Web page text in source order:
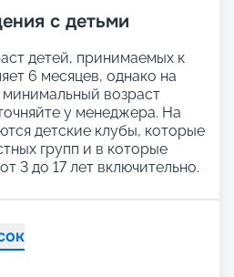
с детьми
детей, принимаемых к
6 месяцев, однако на
минимальный возраст
у менеджера. На
детские клубы, которые
групп и в которые
3 до 17 лет включительно.